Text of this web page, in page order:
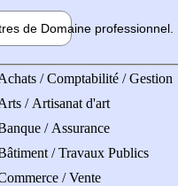
de Domaine professionnel
/ Comptabilité / Gestion
/ Artisanat d'art
/ Assurance
/ Travaux Publics
/ Vente